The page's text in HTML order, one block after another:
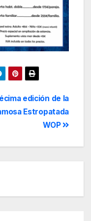
edición de la
Estropatada
WOP